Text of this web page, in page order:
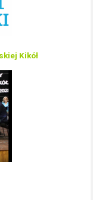
Kikół